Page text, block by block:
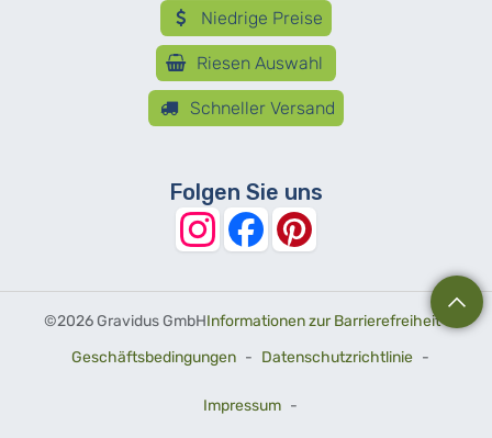
Niedrige Preise
Riesen Auswahl
Schneller Versand
Folgen Sie uns
©2026 Gravidus GmbHInformationen zur Barrierefreiheit-
Geschäftsbedingungen - Datenschutzrichtlinie -
Impressum -